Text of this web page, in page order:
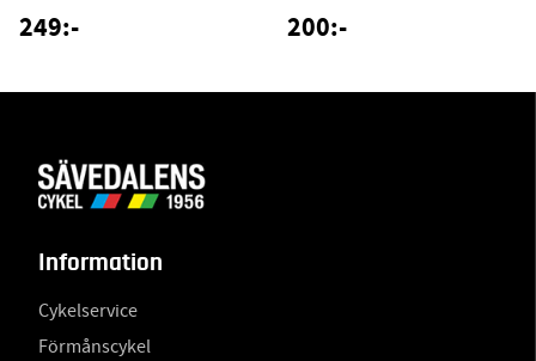
249:- 200:-
Information
Cykelservice
Förmånscykel